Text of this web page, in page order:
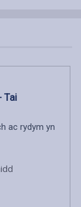
Tai
ac rydym yn